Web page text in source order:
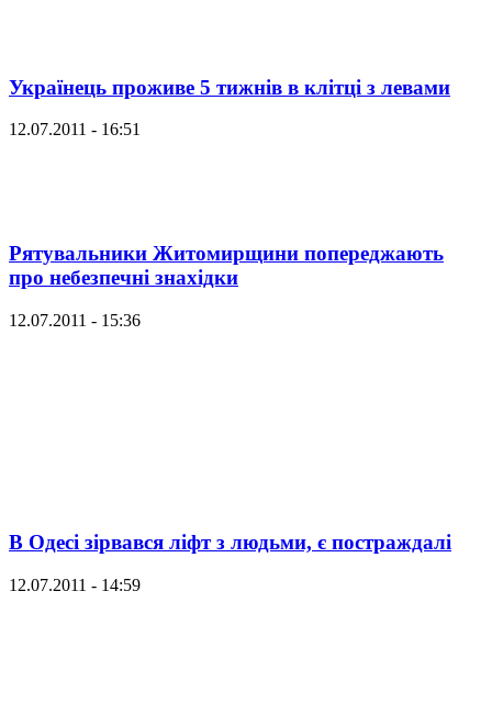
Українець проживе 5 тижнів в клітці з левами
12.07.2011 - 16:51
Рятувальники Житомирщини попереджають
про небезпечні знахідки
12.07.2011 - 15:36
В Одесі зірвався ліфт з людьми, є постраждалі
12.07.2011 - 14:59